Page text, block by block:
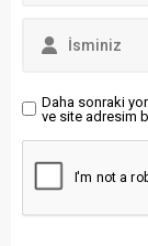
yerel olarak...
Daha sonraki
ve site adresim